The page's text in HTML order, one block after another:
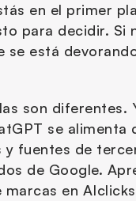
en el primer
para decidir. Si
se está
son diferentes.
se
fuentes de
de Google.
en